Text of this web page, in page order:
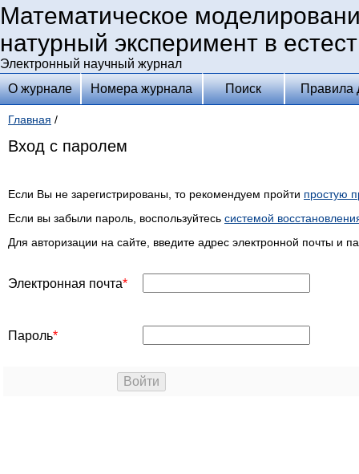
Математическое
натурный эксперимент в
Электронный научный журнал
О журнале
Номера журнала Поиск Правила
Главная /
Вход с паролем
Если Вы не зарегистрированы, то рекомендуем пройти простую
Если вы забыли пароль, воспользуйтесь системой
Для авторизации на сайте, введите адрес электронной почты и
Электронная почта
Пароль